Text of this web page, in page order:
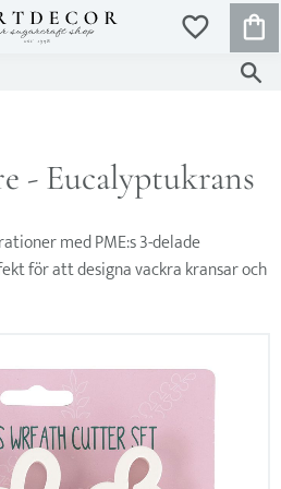
FAVORITER
- Eucalyptukrans
med PME:s 3-delade
för att designa vackra kransar och